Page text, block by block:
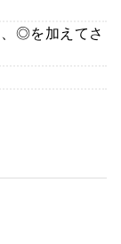
◎を加えてさ